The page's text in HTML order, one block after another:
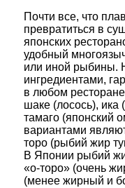
Почти все, что
превратиться в
японских
удобный
или иной рыбины.
ингредиентами,
в любом
шаке (лосось), ика
тамаго (японский
вариантами
торо (рыбий жир
В Японии рыбий
«о-торо» (очень
(менее жирный и